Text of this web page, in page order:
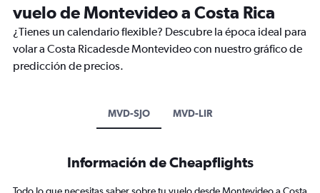
vuelo de Montevideo a Costa Rica
¿Tienes un calendario flexible? Descubre la época ideal para
volar a Costa Ricadesde Montevideo con nuestro gráfico de
predicción de precios.
MVD-SJO MVD-LIR
Información de Cheapflights